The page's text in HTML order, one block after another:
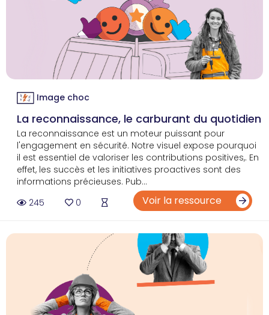
Image choc
La reconnaissance, le carburant du quotidien
La reconnaissance est un moteur puissant pour
l'engagement en sécurité. Notre visuel expose pourquoi
il est essentiel de valoriser les contributions positives,. En
effet, les succès et les initiatives proactives sont des
informations précieuses. Pub...
245
0 Voir la ressource